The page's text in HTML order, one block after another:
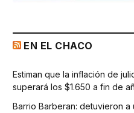
EN EL CHACO
Estiman que la inflación de
superará los $1.650 a fin de
Barrio Barberan: detuvieron